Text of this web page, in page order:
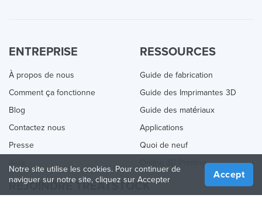
ENTREPRISE
À propos de nous
Comment ça fonctionne
Blog
Contactez nous
Presse
RESSOURCES
Guide de fabrication
Guide des Imprimantes 3D
Guide des matériaux
Applications
Quoi de neuf
Online 3D Printing
REJOINDRE TREATSTOCK
Notre site utilise les cookies. Pour continuer de
naviguer sur notre site, cliquez sur Accepter
Accept